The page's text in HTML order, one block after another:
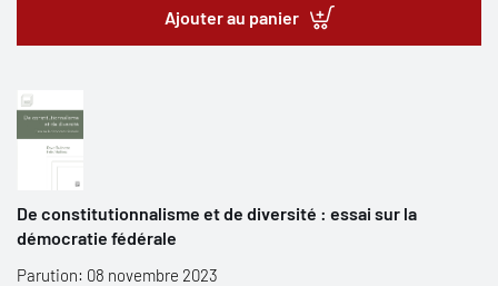
Ajouter au panier
De constitutionnalisme et de diversité : essai sur la
démocratie fédérale
Parution: 08 novembre 2023